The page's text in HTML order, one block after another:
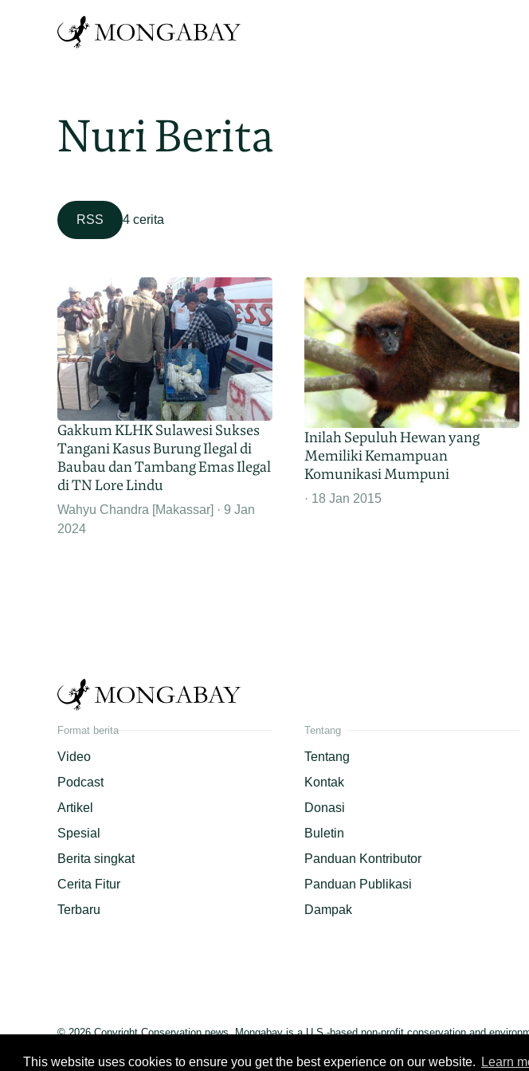
This website uses cookies to ensure you get the best experience on our website. Learn
Nuri Berita
RSS 4 cerita
Gakkum KLHK Sulawesi Sukses
Tangani Kasus Burung Ilegal di
Baubau dan Tambang Emas Ilegal
di TN Lore Lindu
Wahyu Chandra [Makassar]
9 Jan
2024
Inilah Sepuluh Hewan yang
Memiliki Kemampuan
Komunikasi Mumpuni
18 Jan 2015
Format berita
Video
Podcast
Artikel
Spesial
Berita singkat
Cerita Fitur
Terbaru
Tentang
Tentang
Kontak
Donasi
Buletin
Panduan Kontributor
Panduan Publikasi
Dampak
© 2026 Copyright Conservation news. Mongabay is a U.S.-based non-profit conservation and